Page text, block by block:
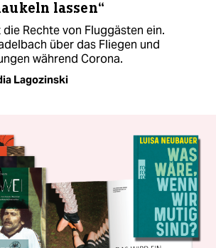
lassen“
Rechte von Fluggästen ein.
über das Fliegen und
während Corona.
Lagozinski